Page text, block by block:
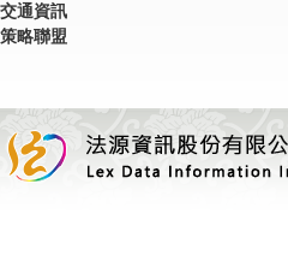
交通資訊
策略聯盟